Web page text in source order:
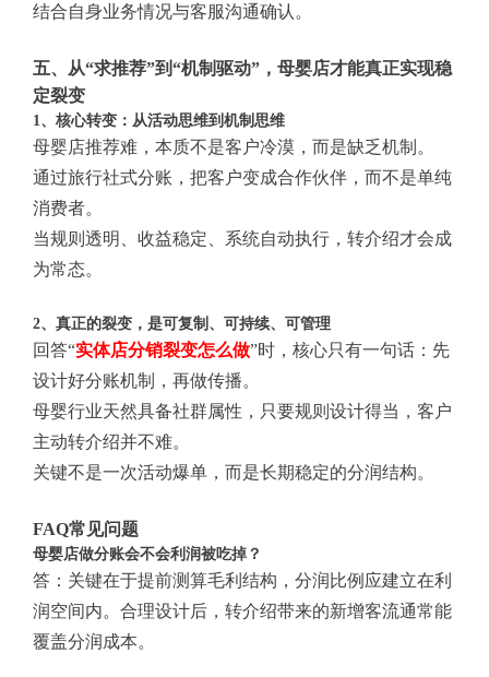
结合自身业务情况与客服沟通确认。
五、从“求推荐”到“机制驱动”，母婴店才能真正实现稳
定裂变
1、核心转变：从活动思维到机制思维
母婴店推荐难，本质不是客户冷漠，而是缺乏机制。
通过旅行社式分账，把客户变成合作伙伴，而不是单纯
消费者。
当规则透明、收益稳定、系统自动执行，转介绍才会成
为常态。
2、真正的裂变，是可复制、可持续、可管理
回答“实体店分销裂变怎么做”时，核心只有一句话：先
设计好分账机制，再做传播。
母婴行业天然具备社群属性，只要规则设计得当，客户
主动转介绍并不难。
关键不是一次活动爆单，而是长期稳定的分润结构。
FAQ常见问题
母婴店做分账会不会利润被吃掉？
答：关键在于提前测算毛利结构，分润比例应建立在利
润空间内。合理设计后，转介绍带来的新增客流通常能
覆盖分润成本。